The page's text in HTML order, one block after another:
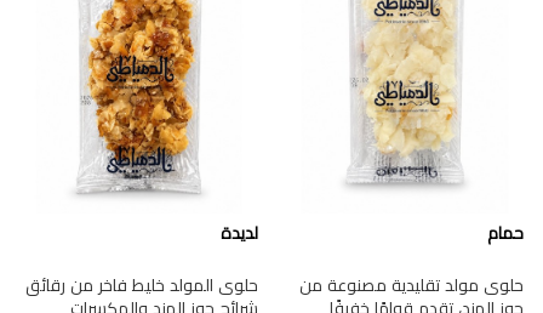
حمام
حلوى مولد تقليدية مصنوعة من
جوز الهند، تقدم قوامًا خفيفًا
لديدة
حلوى المولد خليط فاخر من رقائق
شرائح جوز الهند والمكسرات